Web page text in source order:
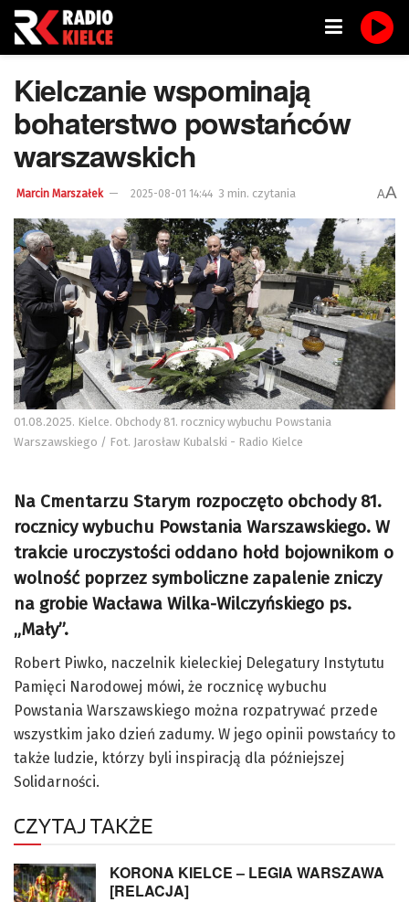
Kielczanie wspominają
bohaterstwo powstańców
warszawskich
Marcin Marszałek 2025-08-01 14:44 3 min. czytania AA
01.08.2025. Kielce. Obchody 81. rocznicy wybuchu Powstania
Warszawskiego / Fot. Jarosław Kubalski - Radio Kielce
Na Cmentarzu Starym rozpoczęto obchody 81.
rocznicy wybuchu Powstania Warszawskiego. W
trakcie uroczystości oddano hołd bojownikom o
wolność poprzez symboliczne zapalenie zniczy
na grobie Wacława Wilka-Wilczyńskiego ps.
„Mały”.
Robert Piwko, naczelnik kieleckiej Delegatury Instytutu
Pamięci Narodowej mówi, że rocznicę wybuchu
Powstania Warszawskiego można rozpatrywać przede
wszystkim jako dzień zadumy. W jego opinii powstańcy to
także ludzie, którzy byli inspiracją dla późniejszej
Solidarności.
CZYTAJ TAKŻE
KORONA KIELCE – LEGIA WARSZAWA
[RELACJA]